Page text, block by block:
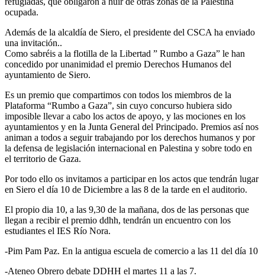
ocupada.
Además de la alcaldía de Siero, el presidente del CSCA ha enviado
una invitación..
Como sabréis a la flotilla de la Libertad ” Rumbo a Gaza” le han
concedido por unanimidad el premio Derechos Humanos del
ayuntamiento de Siero.
Es un premio que compartimos con todos los miembros de la
Plataforma “Rumbo a Gaza”, sin cuyo concurso hubiera sido
imposible llevar a cabo los actos de apoyo, y las mociones en los
ayuntamientos y en la Junta General del Principado. Premios así nos
animan a todos a seguir trabajando por los derechos humanos y por
la defensa de legislación internacional en Palestina y sobre todo en
el territorio de Gaza.
Por todo ello os invitamos a participar en los actos que tendrán lugar
en Siero el día 10 de Diciembre a las 8 de la tarde en el auditorio.
El propio dia 10, a las 9,30 de la mañana, dos de las personas que
llegan a recibir el premio ddhh, tendrán un encuentro con los
estudiantes el IES Río Nora.
-Pim Pam Paz. En la antigua escuela de comercio a las 11 del día 10
-Ateneo Obrero debate DDHH el martes 11 a las 7.